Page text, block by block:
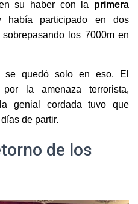
su haber con la primera
había participado en dos
los 7000m en
se quedó solo en eso. El
la amenaza terrorista,
genial cordada tuvo que
de partir.
de los